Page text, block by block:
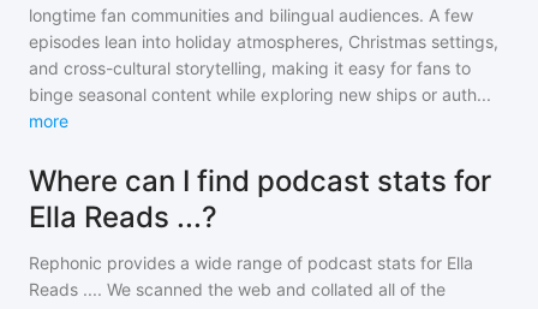
longtime fan communities and bilingual audiences. A few
episodes lean into holiday atmospheres, Christmas settings,
and cross-cultural storytelling, making it easy for fans to
binge seasonal content while exploring new ships or auth...
more
Where can I find podcast stats for
Ella Reads ...?
Rephonic provides a wide range of podcast stats for Ella
Reads .... We scanned the web and collated all of the